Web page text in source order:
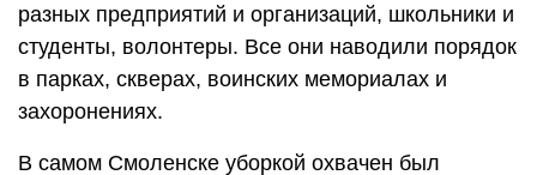
разных предприятий и организаций, школьники и
студенты, волонтеры. Все они наводили порядок
в парках, скверах, воинских мемориалах и
захоронениях.
В самом Смоленске уборкой охвачен был